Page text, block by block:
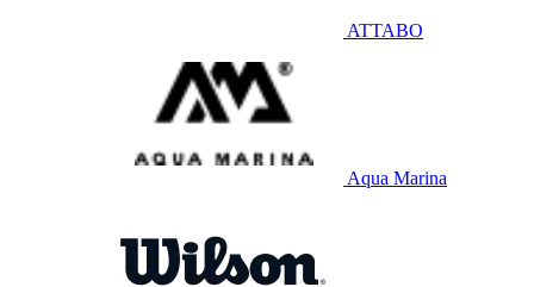
ATTABO
Aqua Marina